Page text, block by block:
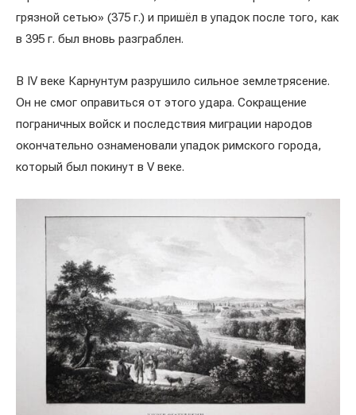
грязной сетью» (375 г.) и пришёл в упадок после того, как
в 395 г. был вновь разграблен.
В IV веке Карнунтум разрушило сильное землетрясение.
Он не смог оправиться от этого удара. Сокращение
пограничных войск и последствия миграции народов
окончательно ознаменовали упадок римского города,
который был покинут в V веке.